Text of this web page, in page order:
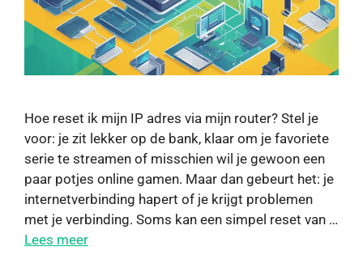
Hoe reset ik mijn IP adres via mijn router? Stel je
voor: je zit lekker op de bank, klaar om je favoriete
serie te streamen of misschien wil je gewoon een
paar potjes online gamen. Maar dan gebeurt het: je
internetverbinding hapert of je krijgt problemen
met je verbinding. Soms kan een simpel reset van …
Lees meer